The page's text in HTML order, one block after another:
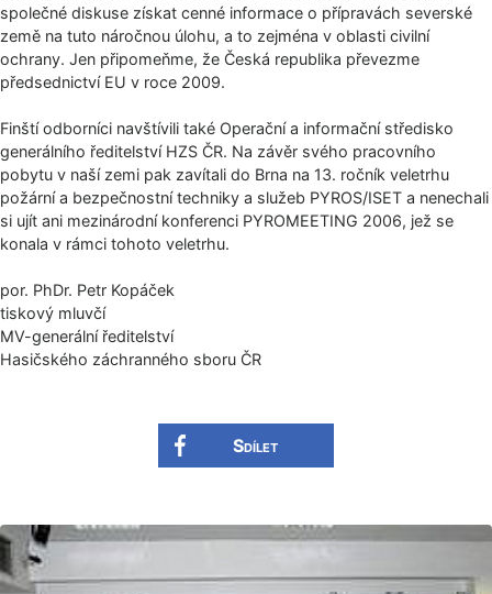
společné diskuse získat cenné informace o přípravách severské
země na tuto náročnou úlohu, a to zejména v oblasti civilní
ochrany. Jen připomeňme, že Česká republika převezme
předsednictví EU v roce 2009.
Finští odborníci navštívili také Operační a informační středisko
generálního ředitelství HZS ČR. Na závěr svého pracovního
pobytu v naší zemi pak zavítali do Brna na 13. ročník veletrhu
požární a bezpečnostní techniky a služeb PYROS/ISET a nenechali
si ujít ani mezinárodní konferenci PYROMEETING 2006, jež se
konala v rámci tohoto veletrhu.
por. PhDr. Petr Kopáček
tiskový mluvčí
MV-generální ředitelství
Hasičského záchranného sboru ČR
Sdílet